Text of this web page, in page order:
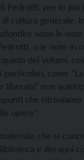
Pedrotti, per lo più
cultura generale.
sono le
o le note in
dei volumi,
particolari, come “La
liberata” non
che ritroviamo
opere”.
che si
e dei suoi